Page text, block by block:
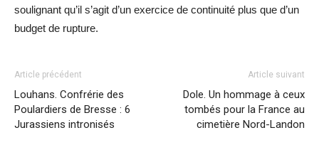
soulignant qu’il s’agit d’un exercice de continuité plus que d’un
budget de rupture.
Article précédent
Louhans. Confrérie des
Poulardiers de Bresse : 6
Jurassiens intronisés
Article suivant
Dole. Un hommage à ceux
tombés pour la France au
cimetière Nord-Landon